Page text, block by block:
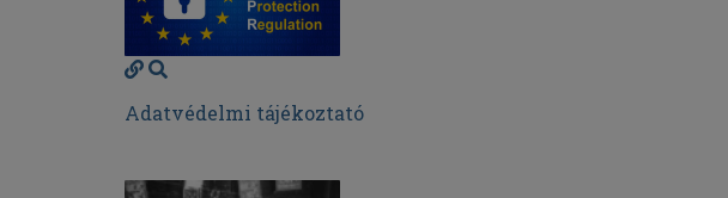
Adatvédelmi tájékoztató